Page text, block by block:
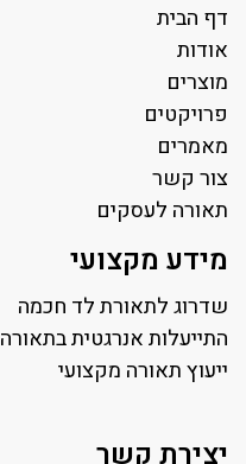
דף הבית
אודות
מוצרים
פרויקטים
מאמרים
צור קשר
תאורה לעסקים
פאנל לד
פרופיל תאורה
תאורה לאולמות ספורט
תאורה למגרשי טניס
מידע מקצועי
שדרוג לתאורת לד חכמה
התייעלות אנרגטית בתאורה
ייעוץ תאורה מקצועי
יצירת קשר